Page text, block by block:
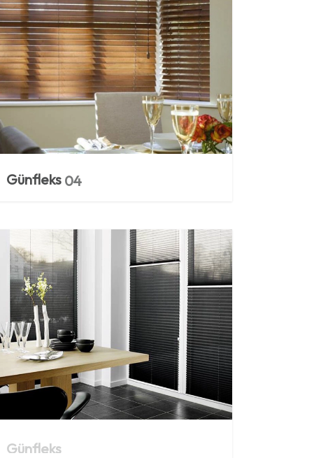
Günfleks 04
Günfleks